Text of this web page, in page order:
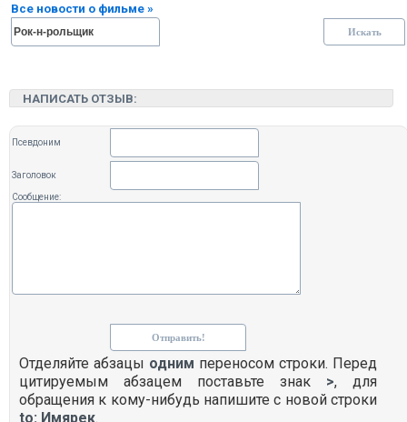
Все новости о фильме »
НАПИСАТЬ ОТЗЫВ:
Псевдоним
Заголовок
Сообщение:
Отделяйте абзацы одним переносом строки. Перед
цитируемым абзацем поставьте знак >, для
обращения к кому-нибудь напишите с новой строки
to: Имярек.